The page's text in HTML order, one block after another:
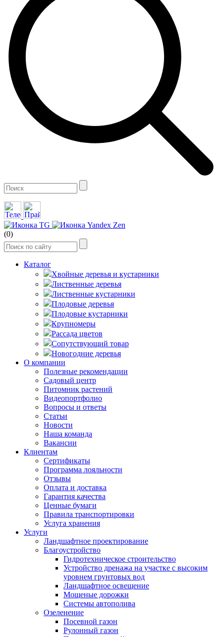
(0)
Каталог
Хвойные деревья и кустарники
Лиственные деревья
Лиственные кустарники
Плодовые деревья
Плодовые кустарники
Крупномеры
Рассада цветов
Сопутствующий товар
Новогодние деревья
О компании
Полезные рекомендации
Садовый центр
Питомник растений
Видеопортфолио
Вопросы и ответы
Статьи
Новости
Наша команда
Вакансии
Клиентам
Сертификаты
Программа лояльности
Отзывы
Оплата и доставка
Гарантия качества
Ценные бумаги
Правила транспортировки
Услуга хранения
Услуги
Ландшафтное проектирование
Благоустройство
Гидротехническое строительство
Устройство дренажа на участке с высоким
уровнем грунтовых вод
Ландшафтное освещение
Мощеные дорожки
Системы автополива
Озеленение
Посевной газон
Рулонный газон